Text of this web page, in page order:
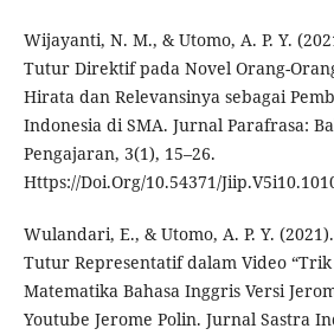
Wijayanti, N. M., & Utomo, A. P. Y.
Tutur Direktif pada Novel Orang-
Hirata dan Relevansinya sebagai
Indonesia di SMA. Jurnal Parafrasa:
Pengajaran, 3(1), 15–26.
Https://Doi.Org/10.54371/
Wulandari, E., & Utomo, A. P. Y.
Tutur Representatif dalam Video “Trik
Matematika Bahasa Inggris Versi
Youtube Jerome Polin. Jurnal Sastra